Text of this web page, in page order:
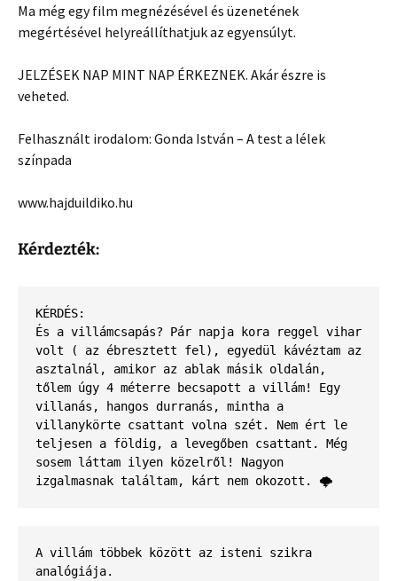
Ma még egy film megnézésével és üzenetének
megértésével helyreállíthatjuk az egyensúlyt.
JELZÉSEK NAP MINT NAP ÉRKEZNEK. Akár észre is
veheted.
Felhasznált irodalom: Gonda István – A test a lélek
színpada
www.hajduildiko.hu
Kérdezték:
KÉRDÉS:
És a villámcsapás? Pár napja kora reggel vihar
volt ( az ébresztett fel), egyedül kávéztam az
asztalnál, amikor az ablak másik oldalán,
tőlem úgy 4 méterre becsapott a villám! Egy
villanás, hangos durranás, mintha a
villanykörte csattant volna szét. Nem ért le
teljesen a földig, a levegőben csattant. Még
sosem láttam ilyen közelről! Nagyon
izgalmasnak találtam, kárt nem okozott. 🌩
A villám többek között az isteni szikra
analógiája.